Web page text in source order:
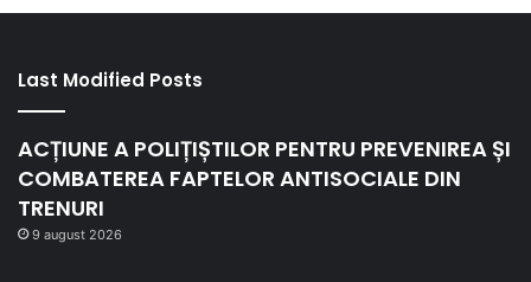
Last Modified Posts
ACȚIUNE A POLIȚIȘTILOR PENTRU PREVENIREA ȘI
COMBATEREA FAPTELOR ANTISOCIALE DIN
TRENURI
9 august 2026